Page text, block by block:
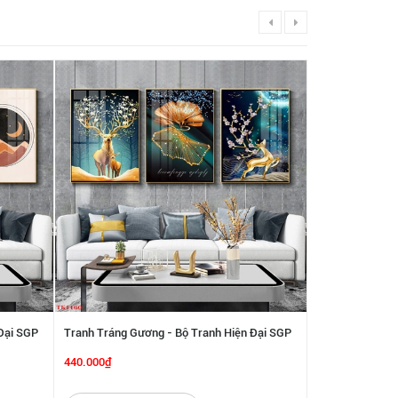
SGP
Tranh Tráng Gương - Bộ Tranh Hiện Đại SGP
2192212
440.000₫